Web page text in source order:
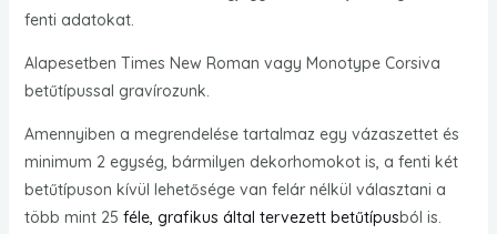
fenti adatokat.
Alapesetben Times New Roman vagy Monotype Corsiva
betűtípussal gravírozunk.
Amennyiben a megrendelése tartalmaz egy vázaszettet és
minimum 2 egység, bármilyen dekorhomokot is, a fenti két
betűtípuson kívül lehetősége van felár nélkül választani a
több mint 25 féle, grafikus által tervezett betűtípusból is.